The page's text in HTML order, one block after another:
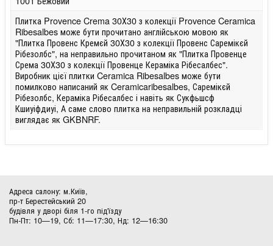
Плитка Provence Crema 30Х30 з колекції Provence Ceramica
Ribesalbes може бути прочитано англійською мовою як
"Плитка Провенс Кремєй 30Х30 з колекції Провенс Саремікєй
Рібезолбс", на неправильно прочитаном як "Плитка Провенце
Срема 30Х30 з колекції Провенце Кераміка Рібесалбес".
Виробник цієї плитки Ceramica Ribesalbes може бути
помилково написаний як Ceramicaribesalbes, Саремікєй
Рібезолбс, Кераміка Рібесалбес і навіть як Сукфьшсф
Кшиуіфдиуі, А саме слово плитка на неправильній розкладці
виглядає як GKBNRF.
Адреса салону: м.Київ,
пр-т Берестейський 20
будівля у дворі біля 1-го під'їзду
Пн-Пт: 10—19, Сб: 11—17:30, Нд: 12—16:30